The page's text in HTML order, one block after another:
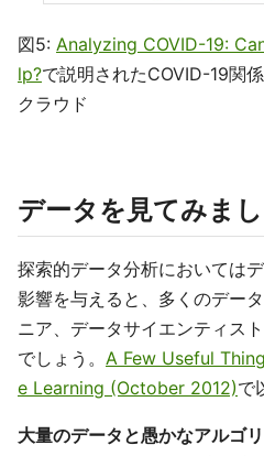
図5: Analyzing COVID-19:
lp?で説明されたCOVID-19関
クラウド
データを見てみまし
探索的データ分析においては
影響を与えると、多くのデー
ニア、データサイエンティス
でしょう。 A Few Useful
e Learning (October 2012)で
大量のデータと愚かなアルゴ